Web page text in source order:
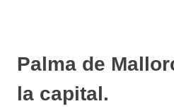
Palma de
la capital.